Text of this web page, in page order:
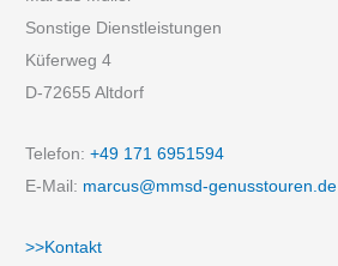
Sonstige Dienstleistungen
Küferweg 4
D-72655 Altdorf
Telefon:+49 171 6951594
E-Mail: marcus@mmsd-genusstouren.de
>>Kontakt